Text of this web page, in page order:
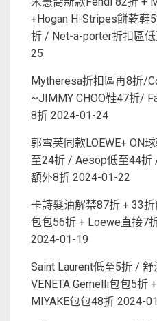
+Hogan H-Stripes餅乾鞋
折 / Net-a-porter折扣區
25
Mytheresa折扣區再8折/
~JIMMY CHOO鞋47折/
8折 2024-01-24
郭雪芙同款LOEWE+ ON
至24折 / Aesop低至44
額外8折 2024-01-22
卡詩髮油解禁87折 + 33
包包56折 + Loewe直接7
2024-01-19
Saint Laurent低至5折 / 舒
VENETA Gemelli包包5折
MIYAKE包包48折 2024-